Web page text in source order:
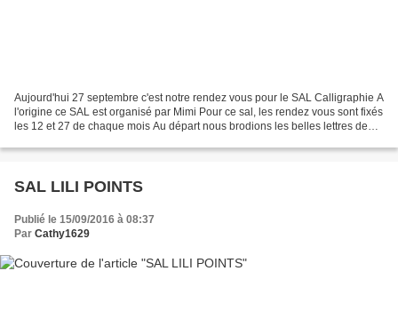
Aujourd'hui 27 septembre c'est notre rendez vous pour le SAL Calligraphie A
l'origine ce SAL est organisé par Mimi Pour ce sal, les rendez vous sont fixés
les 12 et 27 de chaque mois Au départ nous brodions les belles lettres de
SAL LILI POINTS
Publié le 15/09/2016 à 08:37
Par Cathy1629